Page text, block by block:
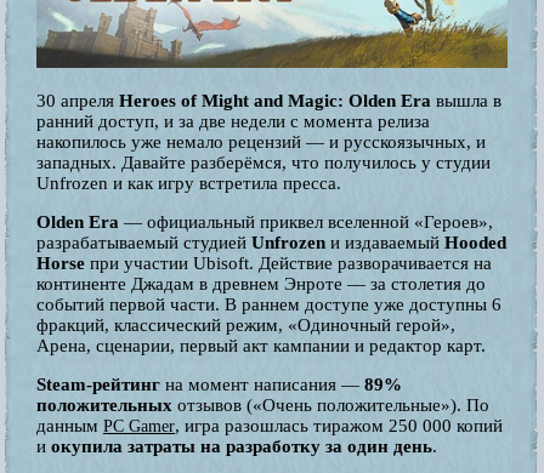
30 апреля Heroes of Might and Magic: Olden Era вышла в
ранний доступ, и за две недели с момента релиза
накопилось уже немало рецензий — и русскоязычных, и
западных. Давайте разберёмся, что получилось у студии
Unfrozen и как игру встретила пресса.
Olden Era — официальный приквел вселенной «Героев»,
разрабатываемый студией Unfrozen и издаваемый Hooded
Horse при участии Ubisoft. Действие разворачивается на
континенте Джадам в древнем Энроте — за столетия до
событий первой части. В раннем доступе уже доступны 6
фракций, классический режим, «Одиночный герой»,
Арена, сценарии, первый акт кампании и редактор карт.
Steam-рейтинг на момент написания — 89%
положительных отзывов («Очень положительные»). По
данным PC Gamer, игра разошлась тиражом 250 000 копий
и окупила затраты на разработку за один день.